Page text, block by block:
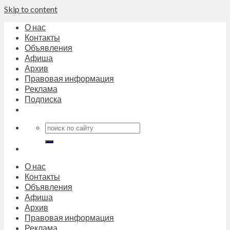
Skip to content
О нас
Контакты
Объявления
Афиша
Архив
Правовая информация
Реклама
Подписка
О нас
Контакты
Объявления
Афиша
Архив
Правовая информация
Реклама